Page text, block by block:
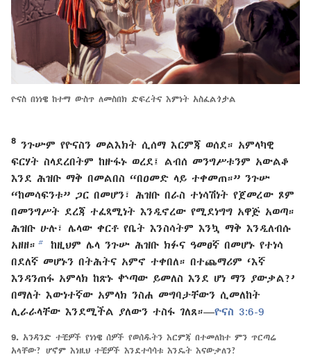
ዮናስ በነነዌ ከተማ ውስጥ ለመስበክ ድፍረትና እምነት አስፈልጎታል
8 ንጉሡም የዮናስን መልእክት ሲሰማ እርምጃ ወሰደ። አምላካዊ
ፍርሃት ስላደረበትም ከዙፋኑ ወረደ፤ ልብሰ መንግሥቱንም አውልቆ
እንደ ሕዝቡ ማቅ በመልበስ “በዐመድ ላይ ተቀመጠ።” ንጉሡ
“ከመሳፍንቱ” ጋር በመሆን፣ ሕዝቡ በራስ ተነሳሽነት የጀመረው ጾም
በመንግሥት ደረጃ ተፈጻሚነት እንዲኖረው የሚደነግግ አዋጅ አወጣ።
ሕዝቡ ሁሉ፣ ሌላው ቀርቶ የቤት እንስሳትም እንኳ ማቅ እንዲለብሱ
አዘዘ። b
ከዚህም ሌላ ንጉሡ ሕዝቡ ክፉና ዓመፀኛ በመሆኑ የተነሳ
በደለኛ መሆኑን በትሕትና አምኖ ተቀበለ። በተጨማሪም ‘እኛ
እንዳንጠፋ አምላክ ከጽኑ ቍጣው ይመለስ እንደ ሆነ ማን ያውቃል?’
በማለት እውነተኛው አምላክ ንስሐ መግባታቸውን ሲመለከት
ሊራራላቸው እንደሚችል ያለውን ተስፋ ገለጸ።—ዮናስ 3:6-9
9. አንዳንድ ተቺዎች የነነዌ ሰዎች የወሰዱትን እርምጃ በተመለከተ ምን ጥርጣሬ
አላቸው? ሆኖም እነዚህ ተቺዎች እንደተሳሳቱ እንዴት እናውቃለን?